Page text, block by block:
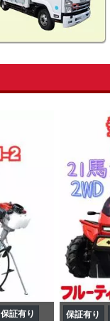
保証有り
保証有り